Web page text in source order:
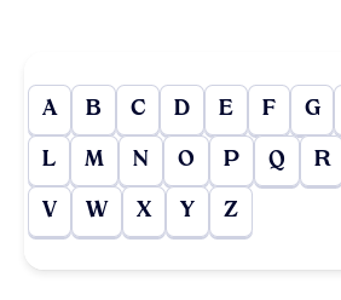
A B C D E F G
L M N O P Q R
V W X Y Z